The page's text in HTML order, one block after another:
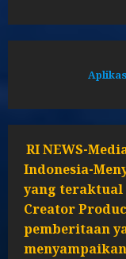
RI NEWS-
Indonesia-
yang teraktual
Creator
pemberitaan